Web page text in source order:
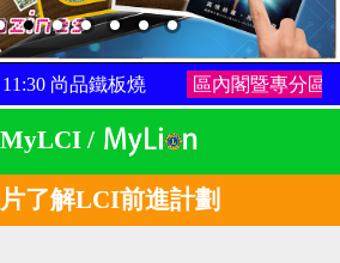
板燒 區內閣暨專分區主席聯誼會
/
了解LCI前進計劃